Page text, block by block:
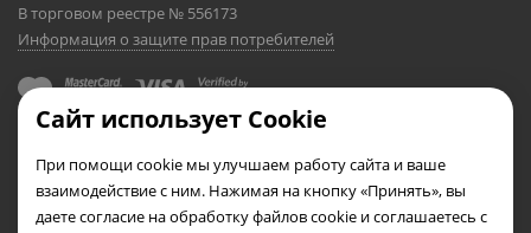
В торговом реестре № 556173
Информация о защите прав потребителей
Сайт использует Cookie
При помощи cookie мы улучшаем работу сайта и ваше
взаимодействие с ним. Нажимая на кнопку «Принять», вы
даете согласие на обработку файлов cookie и соглашаетесь с